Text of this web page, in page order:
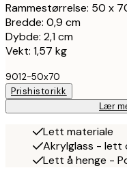
Rammestørrelse: 50 x
Bredde: 0,9 cm
Dybde: 2,1 cm
Vekt: 1,57 kg
9012-50x70
Prishistorikk
Lær
Lett materiale
Akrylglass - lett
Lett å henge -